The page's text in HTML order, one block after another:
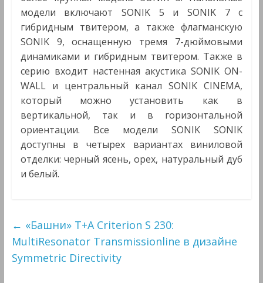
модели включают SONIK 5 и SONIK 7 с
гибридным твитером, а также флагманскую
SONIK 9, оснащенную тремя 7-дюймовыми
динамиками и гибридным твитером. Также в
серию входит настенная акустика SONIK ON-
WALL и центральный канал SONIK CINEMA,
который можно установить как в
вертикальной, так и в горизонтальной
ориентации. Все модели SONIK SONIK
доступны в четырех вариантах виниловой
отделки: черный ясень, орех, натуральный дуб
и белый.
← «Башни» T+A Criterion S 230:
MultiResonator Transmissionline в дизайне
Symmetric Directivity